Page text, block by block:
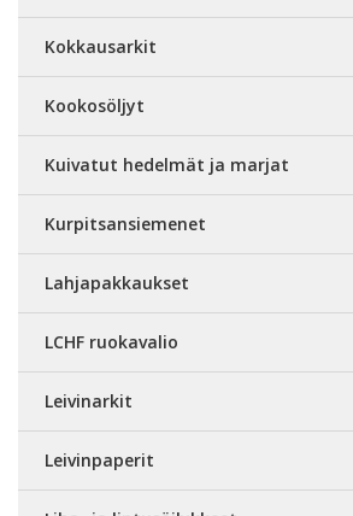
Kokkausarkit
Kookosöljyt
Kuivatut hedelmät ja marjat
Kurpitsansiemenet
Lahjapakkaukset
LCHF ruokavalio
Leivinarkit
Leivinpaperit